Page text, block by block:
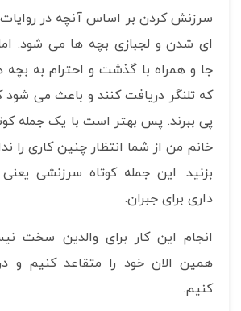
سرزنش کردن بر اساس آنچه در
ای شدن و لجبازی بچه ها می شود.
جا و همراه با گذشت و احترام به
که تلنگر دریافت کنند و باعث می شود
پی ببرند. پس بهتر است با یک جمله
خانم من از شما انتظار چنین کاری را
بزنید. این جمله کوتاه سرزنشی
داری برای جبران.
انجام این کار برای والدین سخت
همین الان خود را متقاعد کنیم و
کنیم.